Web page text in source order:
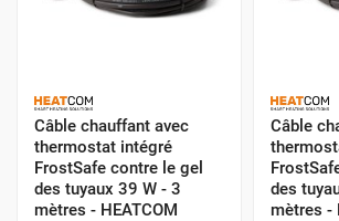
Câble chauffant avec
thermostat intégré
FrostSafe contre le gel
des tuyaux 39 W - 3
mètres - HEATCOM
Câble
des
mètres -